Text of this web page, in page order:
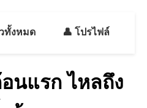
ทั้งหมด 👤 โปรไฟล์
นแรก ไหลถึง